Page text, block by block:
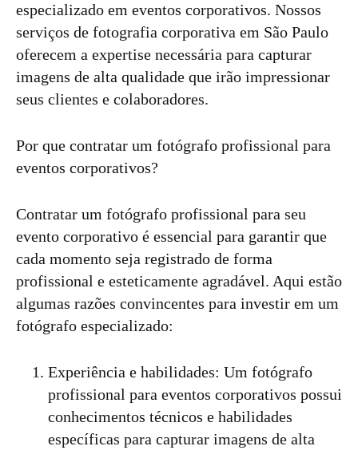
especializado em eventos corporativos. Nossos
serviços de fotografia corporativa em São Paulo
oferecem a expertise necessária para capturar
imagens de alta qualidade que irão impressionar
seus clientes e colaboradores.
Por que contratar um fotógrafo profissional para
eventos corporativos?
Contratar um fotógrafo profissional para seu
evento corporativo é essencial para garantir que
cada momento seja registrado de forma
profissional e esteticamente agradável. Aqui estão
algumas razões convincentes para investir em um
fotógrafo especializado:
Experiência e habilidades: Um fotógrafo
profissional para eventos corporativos possui
conhecimentos técnicos e habilidades
específicas para capturar imagens de alta